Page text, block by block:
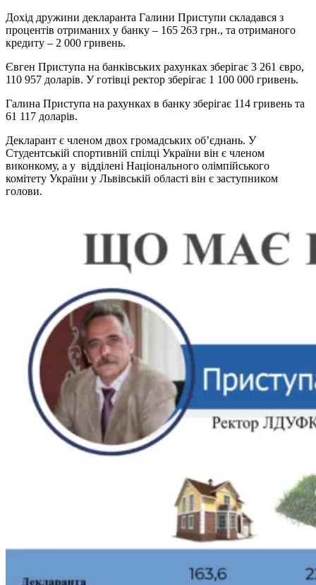
Дохід дружини декларанта Галини Приступи складався з
процентів отриманих у банку – 165 263 грн., та отриманого
кредиту – 2 000 гривень.
Євген Приступа на банківських рахунках зберігає 3 261 євро,
110 957 доларів. У готівці ректор зберігає 1 100 000 гривень.
Галина Приступа на рахунках в банку зберігає 114 гривень та
61 117 доларів.
Декларант є членом двох громадських об’єднань. У
Студентській спортивній спілці України він є членом
виконкому, а у відділені Національного олімпійського
комітету України у Львівській області він є заступником
голови.